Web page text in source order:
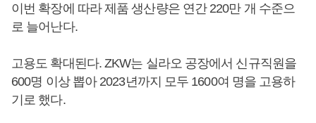
이번 확장에 따라 제품 생산량은 연간 220만 개 수준으
로 늘어난다.
고용도 확대된다. ZKW는 실라오 공장에서 신규직원을
600명 이상 뽑아 2023년까지 모두 1600여 명을 고용하
기로 했다.